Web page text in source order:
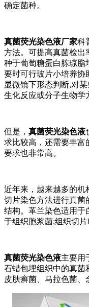
确定菌种。
真菌荧光染色液厂家科
方法。可提高真菌检出
种于葡萄糖蛋白胨琼脂
要时可行玻片小培养协
显微镜下形态判断,对
生化反应或分子生物学
但是， 真菌荧光染色液
求比较高，还需要丰富
要求也非常高。
近年来，越来越多的机
切片染色方法进行真菌
结构。革兰染色适用于
于组织胞浆菌;组织切片
真菌荧光染色液主要用
石蜡包埋组织中的真菌
皮肤癣菌、马拉色菌、